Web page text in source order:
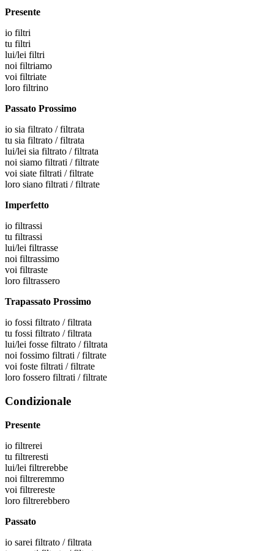
Presente
io filtri
tu filtri
lui/lei filtri
noi filtriamo
voi filtriate
loro filtrino
Passato Prossimo
io sia filtrato / filtrata
tu sia filtrato / filtrata
lui/lei sia filtrato / filtrata
noi siamo filtrati / filtrate
voi siate filtrati / filtrate
loro siano filtrati / filtrate
Imperfetto
io filtrassi
tu filtrassi
lui/lei filtrasse
noi filtrassimo
voi filtraste
loro filtrassero
Trapassato Prossimo
io fossi filtrato / filtrata
tu fossi filtrato / filtrata
lui/lei fosse filtrato / filtrata
noi fossimo filtrati / filtrate
voi foste filtrati / filtrate
loro fossero filtrati / filtrate
Condizionale
Presente
io filtrerei
tu filtreresti
lui/lei filtrerebbe
noi filtreremmo
voi filtrereste
loro filtrerebbero
Passato
io sarei filtrato / filtrata